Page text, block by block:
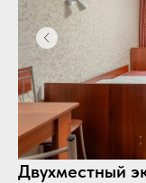
Двухместный